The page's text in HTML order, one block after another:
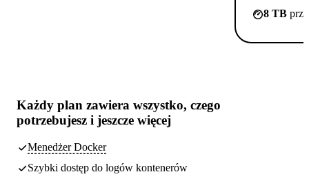
8 TB
Każdy plan zawiera wszystko, czego
potrzebujesz i jeszcze więcej
Menedżer Docker
Szybki dostęp do logów kontenerów